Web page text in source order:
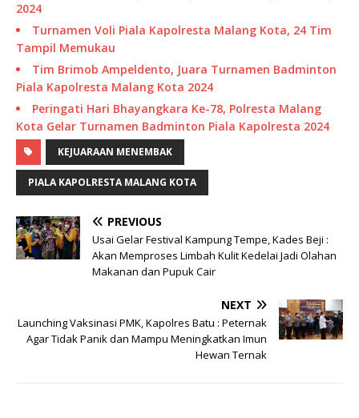
2024
Turnamen Voli Piala Kapolresta Malang Kota, 24 Tim
Tampil Memukau
Tim Brimob Ampeldento, Juara Turnamen Badminton
Piala Kapolresta Malang Kota 2024
Peringati Hari Bhayangkara Ke-78, Polresta Malang
Kota Gelar Turnamen Badminton Piala Kapolresta 2024
KEJUARAAN MENEMBAK
PIALA KAPOLRESTA MALANG KOTA
PREVIOUS
Usai Gelar Festival Kampung Tempe, Kades Beji :
Akan Memproses Limbah Kulit Kedelai Jadi Olahan
Makanan dan Pupuk Cair
NEXT
Launching Vaksinasi PMK, Kapolres Batu : Peternak
Agar Tidak Panik dan Mampu Meningkatkan Imun
Hewan Ternak